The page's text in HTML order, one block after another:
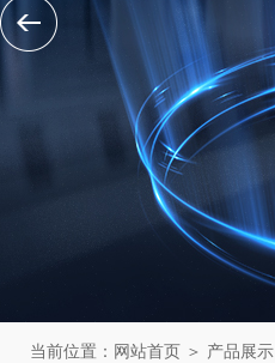
当前位置： 网站首页 ＞ 产品展示